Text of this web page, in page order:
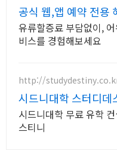
공식 웹,앱 예약 전용
유류할증료 부담없이,
비스를 경험해보세요
http://
시드니대학 스터디데
시드니대학 무료 유학 컨설팅 스터디데
스티니